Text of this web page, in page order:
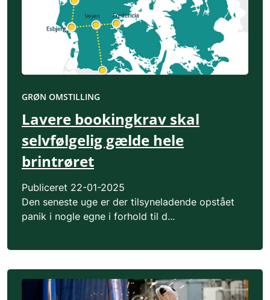
GRØN OMSTILLING
Lavere bookingkrav skal
selvfølgelig gælde hele
brintrøret
Publiceret 22-01-2025
Den seneste uge er der tilsyneladende opstået
panik i nogle egne i forhold til d...